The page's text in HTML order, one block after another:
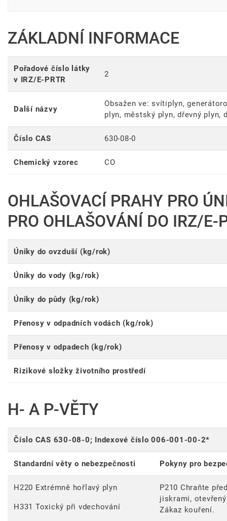
ZÁKLADNÍ INFORMACE
Pořadové číslo látky
v IRZ/E-PRTR
2
Další názvy
Obsažen ve: svítiplyn,
plyn, městský plyn, dřevný plyn,
Číslo CAS 630-08-0
Chemický vzorec CO
OHLAŠOVACÍ PRAHY PRO
PRO OHLAŠOVÁNÍ DO IRZ/E-
Úniky do ovzduší (kg/rok)
Úniky do vody (kg/rok)
Úniky do půdy (kg/rok)
Přenosy v odpadních vodách (kg/rok)
Přenosy v odpadech (kg/rok)
Rizikové složky životního prostředí
H- A P-VĚTY
Číslo CAS 630-08-0; Indexové číslo 006-001-00-2*
Standardní věty o nebezpečnosti Pokyny pro
H220 Extrémně hořlavý plyn
H331 Toxický při vdechování
P210 Chraňte
jiskrami,
Zákaz kouření.